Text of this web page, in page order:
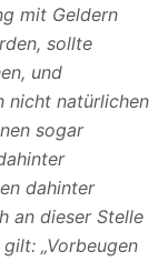
mit Geldern
sollte
und
nicht natürlichen
sogar
dahinter
an dieser Stelle
„Vorbeugen